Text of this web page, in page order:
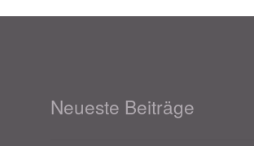
Neueste Beiträge